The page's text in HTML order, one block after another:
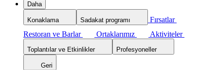
Daha
Konaklama Sadakat programı
Fırsatlar
Restoran ve Barlar
Ortaklarımız Aktiviteler
Toplantılar ve Etkinlikler Profesyoneller
Geri